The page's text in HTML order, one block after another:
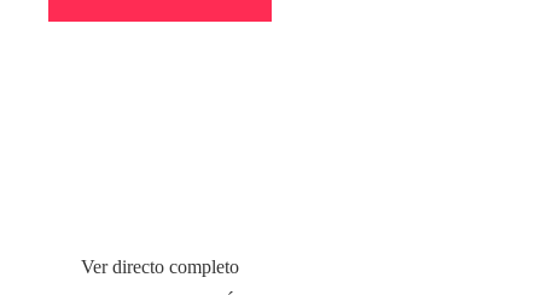
Ver directo completo